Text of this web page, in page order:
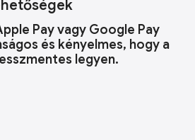
Pay vagy Google Pay
és kényelmes, hogy a
legyen.